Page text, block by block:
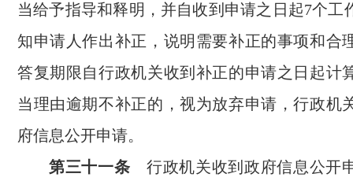
当给予指导和释明，并自收到申请之日起7个工
知申请人作出补正，说明需要补正的事项和合
答复期限自行政机关收到补正的申请之日起计
当理由逾期不补正的，视为放弃申请，行政机
府信息公开申请。
第三十一条 行政机关收到政府信息公开